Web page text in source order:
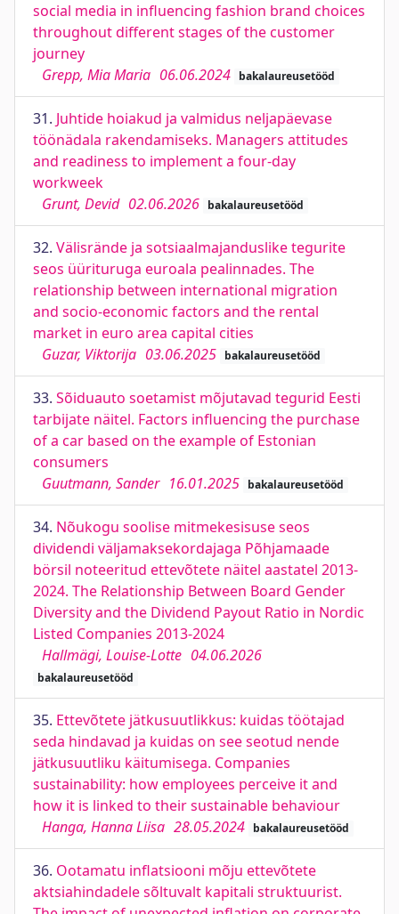
social media in influencing fashion brand choices
throughout different stages of the customer
journey
Grepp, Mia Maria 06.06.2024 bakalaureusetööd
31. Juhtide hoiakud ja valmidus neljapäevase
töönädala rakendamiseks. Managers attitudes
and readiness to implement a four-day
workweek
Grunt, Devid 02.06.2026 bakalaureusetööd
32. Välisrände ja sotsiaalmajanduslike tegurite
seos üürituruga euroala pealinnades. The
relationship between international migration
and socio-economic factors and the rental
market in euro area capital cities
Guzar, Viktorija 03.06.2025 bakalaureusetööd
33. Sõiduauto soetamist mõjutavad tegurid Eesti
tarbijate näitel. Factors influencing the purchase
of a car based on the example of Estonian
consumers
Guutmann, Sander 16.01.2025 bakalaureusetööd
34. Nõukogu soolise mitmekesisuse seos
dividendi väljamaksekordajaga Põhjamaade
börsil noteeritud ettevõtete näitel aastatel 2013-
2024. The Relationship Between Board Gender
Diversity and the Dividend Payout Ratio in Nordic
Listed Companies 2013-2024
Hallmägi, Louise-Lotte 04.06.2026
bakalaureusetööd
35. Ettevõtete jätkusuutlikkus: kuidas töötajad
seda hindavad ja kuidas on see seotud nende
jätkusuutliku käitumisega. Companies
sustainability: how employees perceive it and
how it is linked to their sustainable behaviour
Hanga, Hanna Liisa 28.05.2024 bakalaureusetööd
36. Ootamatu inflatsiooni mõju ettevõtete
aktsiahindadele sõltuvalt kapitali struktuurist.